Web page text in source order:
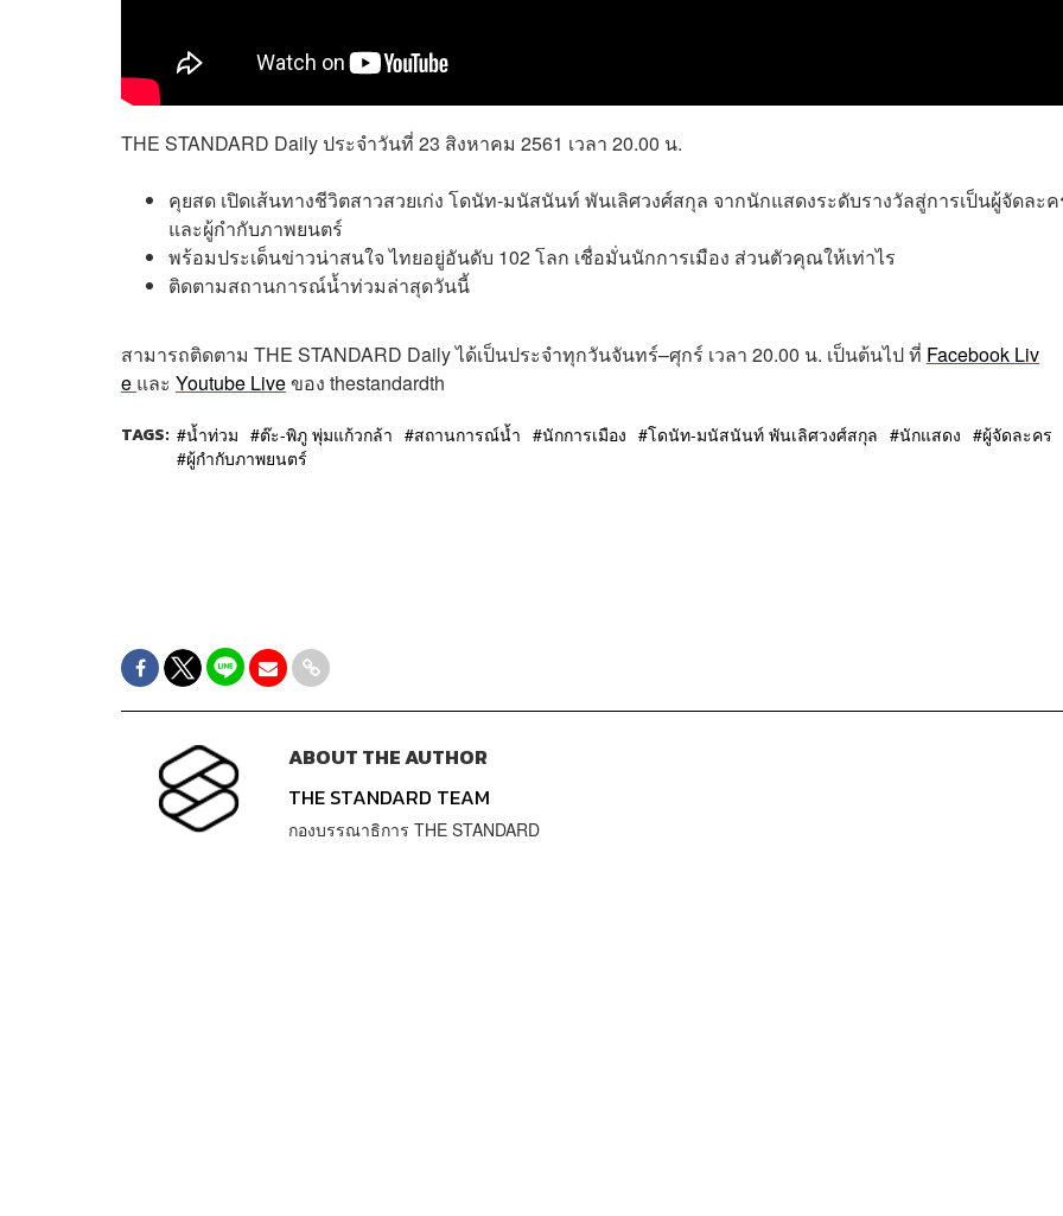
THE STANDARD Dailyประจำวันที่ 23 สิงหาคม 2561 เวลา 20.00 น.
คุยสด เปิดเส้นทางชีวิตสาวสวยเก่ง โดนัท-มนัสนันท์ พันเลิศวงศ์สกุล จากนักแสดงระดับรางวัลสู่การเป็นผู้จัดละ
และผู้กำกับภาพยนตร์
พร้อมประเด็นข่าวน่าสนใจ ไทยอยู่อันดับ 102 โลก เชื่อมั่นนักการเมือง ส่วนตัวคุณให้เท่าไร
ติดตามสถานการณ์น้ำท่วมล่าสุดวันนี้
สามารถติดตาม THE STANDARD Dailyได้เป็นประจำทุกวันจันทร์–ศุกร์ เวลา 20.00 น. เป็นต้นไปที่ Facebook Liv
e และ Youtube Liveของ thestandardth
TAGS: น้ำท่วม ต๊ะ-พิภู พุ่มแก้วกล้า สถานการณ์น้ำ นักการเมือง โดนัท-มนัสนันท์ พันเลิศวงศ์สกุล นักแสดง
ผู้จัดละคร
ผู้กำกับภาพยนตร์
ABOUT THE AUTHOR
THE STANDARD TEAM
กองบรรณาธิการ THE STANDARD